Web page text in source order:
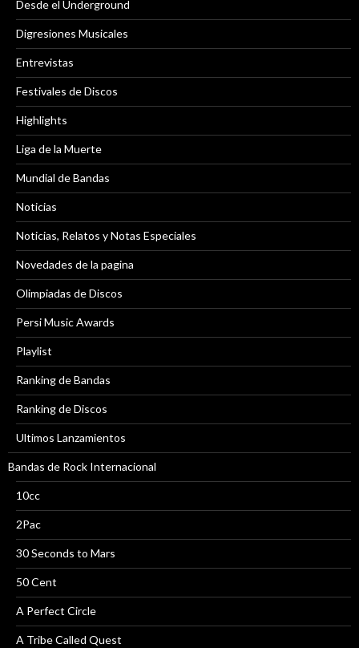
Desde el Underground
Digresiones Musicales
Entrevistas
Festivales de Discos
Highlights
Liga de la Muerte
Mundial de Bandas
Noticias
Noticias, Relatos y Notas Especiales
Novedades de la pagina
Olimpiadas de Discos
Persi Music Awards
Playlist
Ranking de Bandas
Ranking de Discos
Ultimos Lanzamientos
Bandas de Rock Internacional
10cc
2Pac
30 Seconds to Mars
50 Cent
A Perfect Circle
A Tribe Called Quest